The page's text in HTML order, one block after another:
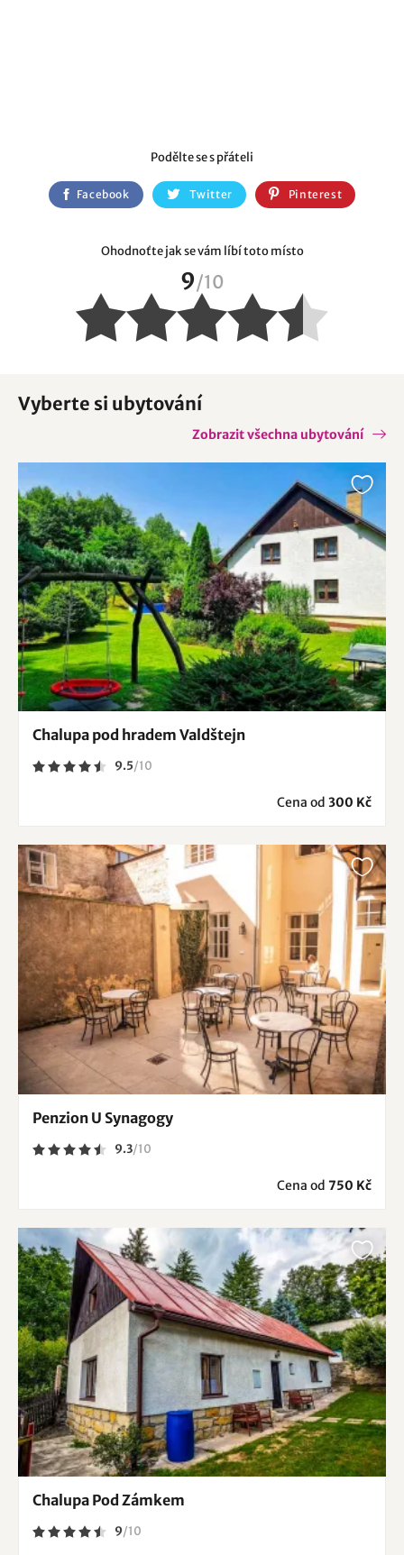
Ohodnoťte jak se vám líbí toto místo
9/10
Podělte se s přáteli
Facebook Twitter Pinterest
Vyberte si ubytování
Zobrazit všechna ubytování
Chalupa pod hradem Valdštejn
9.5/10
Cena od 300 Kč
Penzion U Synagogy
9.3/10
Cena od 750 Kč
Chalupa Pod Zámkem
9/10